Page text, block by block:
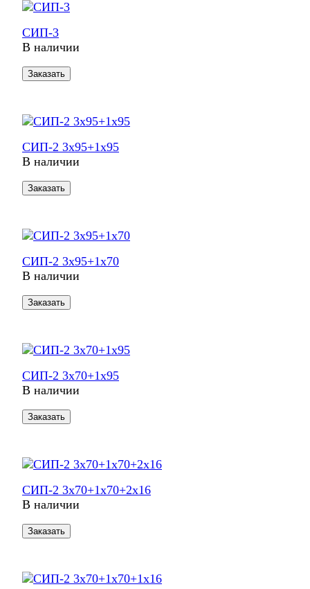
СИП-3
В наличии
Заказать
СИП-2 3х95+1х95
В наличии
Заказать
СИП-2 3х95+1х70
В наличии
Заказать
СИП-2 3х70+1х95
В наличии
Заказать
СИП-2 3х70+1х70+2х16
В наличии
Заказать